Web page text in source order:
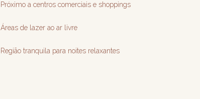
Próximo a centros comerciais e shoppings
Áreas de lazer ao ar livre
Região tranquila para noites relaxantes